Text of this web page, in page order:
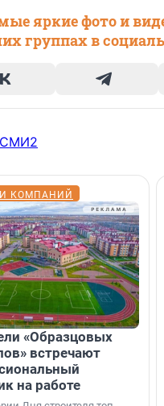
яркие фото и
группах в
СМИ2
КОМПАНИЙ
«Образцовых
встречают
на работе